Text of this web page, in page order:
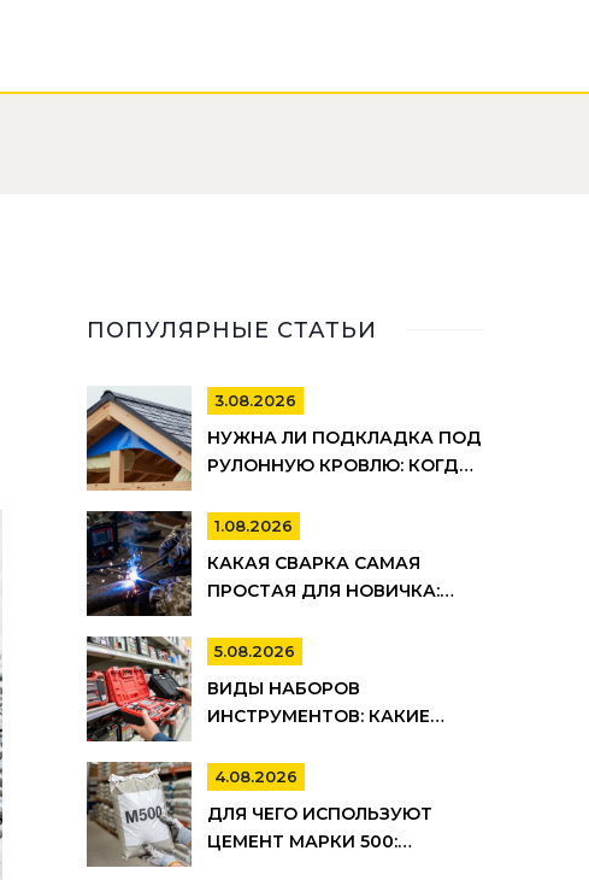
ПОПУЛЯРНЫЕ СТАТЬИ
3.08.2026
НУЖНА ЛИ ПОДКЛАДКА ПОД
РУЛОННУЮ КРОВЛЮ: КОГДА
МОЖНО СЭКОНОМИТЬ
1.08.2026
КАКАЯ СВАРКА САМАЯ
ПРОСТАЯ ДЛЯ НОВИЧКА:
СОВЕТЫ ПО ВЫБОРУ
5.08.2026
ВИДЫ НАБОРОВ
ИНСТРУМЕНТОВ: КАКИЕ
КАК ВЫБРАТЬ
4.08.2026
ДЛЯ ЧЕГО ИСПОЛЬЗУЮТ
ЦЕМЕНТ МАРКИ 500: